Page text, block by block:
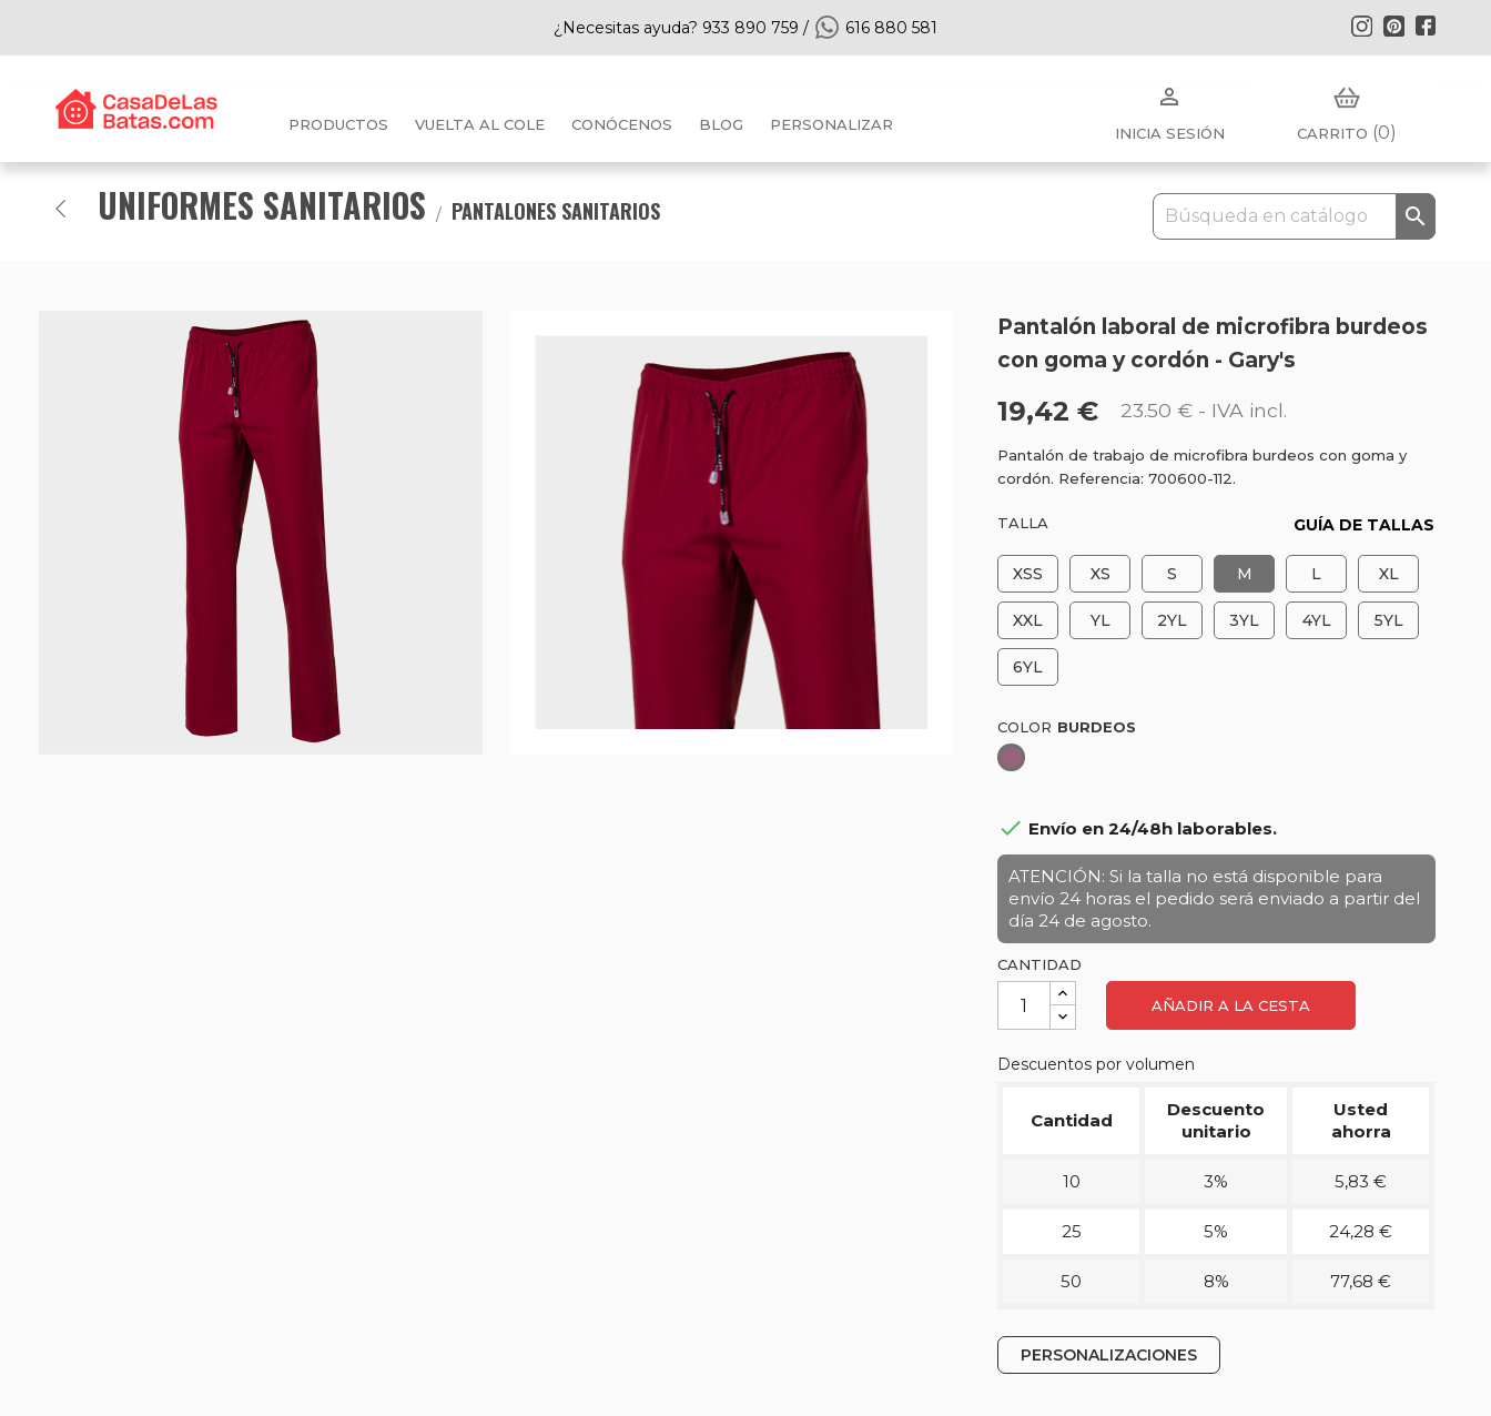
¿Necesitas ayuda? 933 890 759 / 616 880 581 Pinterest
Instagram
PRODUCTOS VUELTA AL COLE CONÓCENOS BLOG PERSONALIZAR

INICIA SESIÓN CARRITO (0)
UNIFORMES SANITARIOS PANTALONES SANITARIOS 
Pantalón laboral de microfibra burdeos
con goma y cordón - Gary's
19,42 € 23.50 € - IVA incl.
Pantalón de trabajo de microfibra burdeos con goma y
cordón. Referencia: 700600-112.
TALLA GUÍA DE TALLAS
XSS XS S M L XL
XXL YL 2YL 3YL 4YL 5YL
6YL
COLOR
Burdeos
 Envío en 24/48h laborables.
ATENCIÓN: Si la talla no está disponible para
envío 24 horas el pedido será enviado a partir del
día 24 de agosto.
CANTIDAD
AÑADIR A LA CESTA
Descuentos por volumen
Cantidad
Descuento
unitario
Usted
ahorra
10 3% 5,83 €
25 5% 24,28 €
50 8% 77,68 €
PERSONALIZACIONES